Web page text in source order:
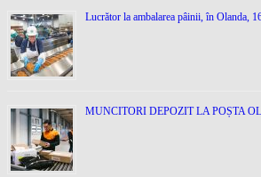
Lucrător la ambalarea pâinii, în Olanda,
MUNCITORI DEPOZIT LA POȘTA